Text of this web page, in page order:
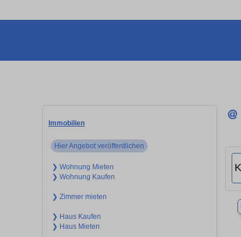
Immobilien
Hier Angebot veröffentlichen
❯ Wohnung Mieten
❯ Wohnung Kaufen
❯ Zimmer mieten
❯ Haus Kaufen
❯ Haus Mieten